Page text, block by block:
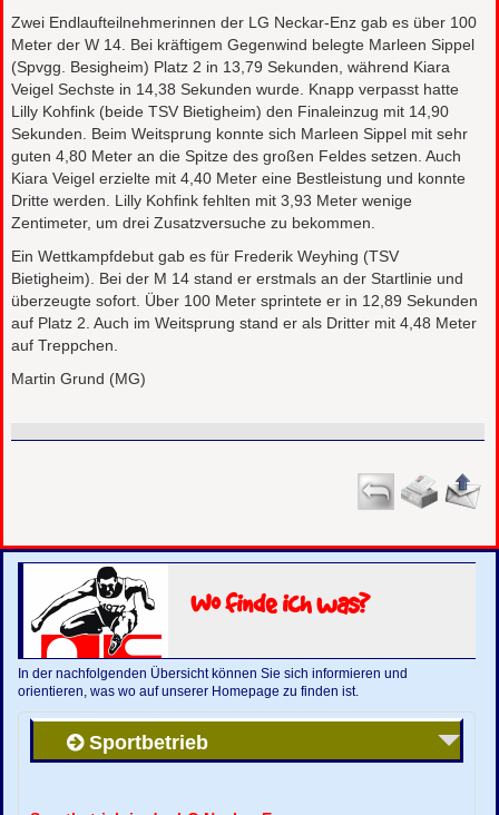
Zwei Endlaufteilnehmerinnen der LG Neckar-Enz gab es über 100
Meter der W 14. Bei kräftigem Gegenwind belegte Marleen Sippel
(Spvgg. Besigheim) Platz 2 in 13,79 Sekunden, während Kiara
Veigel Sechste in 14,38 Sekunden wurde. Knapp verpasst hatte
Lilly Kohfink (beide TSV Bietigheim) den Finaleinzug mit 14,90
Sekunden. Beim Weitsprung konnte sich Marleen Sippel mit sehr
guten 4,80 Meter an die Spitze des großen Feldes setzen. Auch
Kiara Veigel erzielte mit 4,40 Meter eine Bestleistung und konnte
Dritte werden. Lilly Kohfink fehlten mit 3,93 Meter wenige
Zentimeter, um drei Zusatzversuche zu bekommen.
Ein Wettkampfdebut gab es für Frederik Weyhing (TSV
Bietigheim). Bei der M 14 stand er erstmals an der Startlinie und
überzeugte sofort. Über 100 Meter sprintete er in 12,89 Sekunden
auf Platz 2. Auch im Weitsprung stand er als Dritter mit 4,48 Meter
auf Treppchen.
Martin Grund (MG)
Wo finde ich was?
In der nachfolgenden Übersicht können Sie sich informieren und
orientieren, was wo auf unserer Homepage zu finden ist.
Sportbetrieb